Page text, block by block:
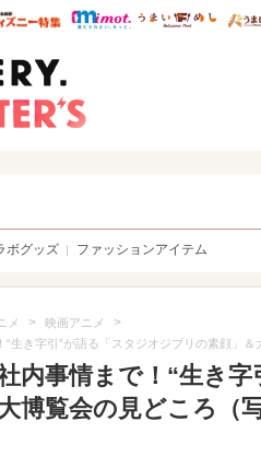
ママ* ウレぴあ総研 ディズニー
mimot. うま
ボグッズ ファッションアイテム
メ > 映画アニメ >
生き字引”が語る「スタジオジブリの素顔」＆
内事情まで！“生き
博覧会の見どころ（写